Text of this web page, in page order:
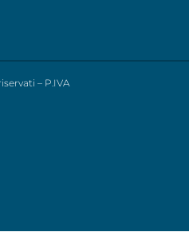
– P.IVA